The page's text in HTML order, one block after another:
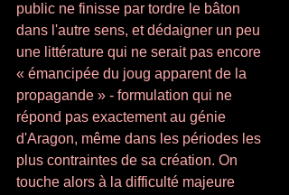
public ne finisse par tordre le bâton
dans l'autre sens, et dédaigner un peu
une littérature qui ne serait pas encore
« émancipée du joug apparent de la
propagande » - formu­lation qui ne
répond pas exactement au génie
d'Aragon, même dans les périodes les
plus contraintes de sa création. On
touche alors à la difficulté majeure